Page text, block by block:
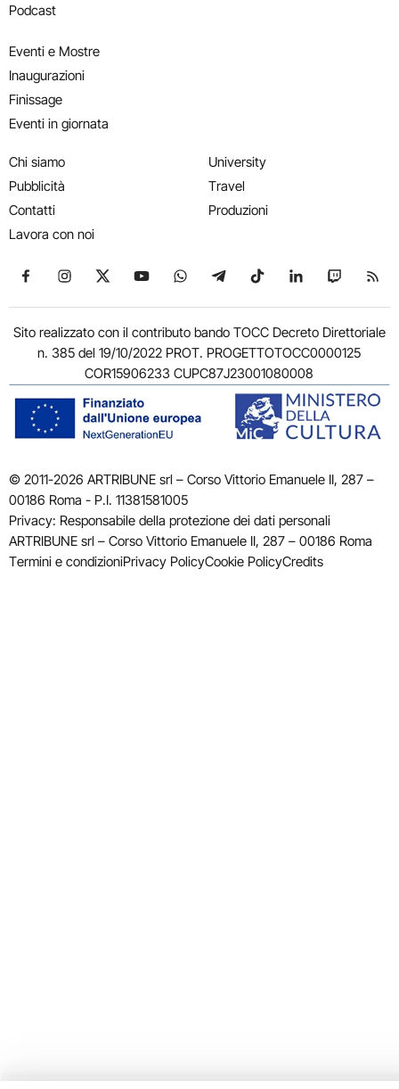
Podcast
Eventi e Mostre
Inaugurazioni
Finissage
Eventi in giornata
Chi siamo
Pubblicità
Contatti
Lavora con noi
University
Travel
Produzioni
Seguici su Facebook
Seguici su Instagram
Seguici su X
Seguici su YouTube
Seguici su WhatsApp
Seguici su Telegram
Seguici su TikTok
Seguici su
Seguici
Sito realizzato con il contributo bando TOCC Decreto Direttoriale
n. 385 del 19/10/2022 PROT. PROGETTOTOCC0000125
COR15906233 CUPC87J23001080008
© 2011-2026 ARTRIBUNE srl – Corso Vittorio Emanuele II, 287 –
00186 Roma - P.I. 11381581005
Privacy: Responsabile della protezione dei dati personali
ARTRIBUNE srl – Corso Vittorio Emanuele II, 287 – 00186 Roma
Termini e condizioniPrivacy PolicyCookie PolicyCredits